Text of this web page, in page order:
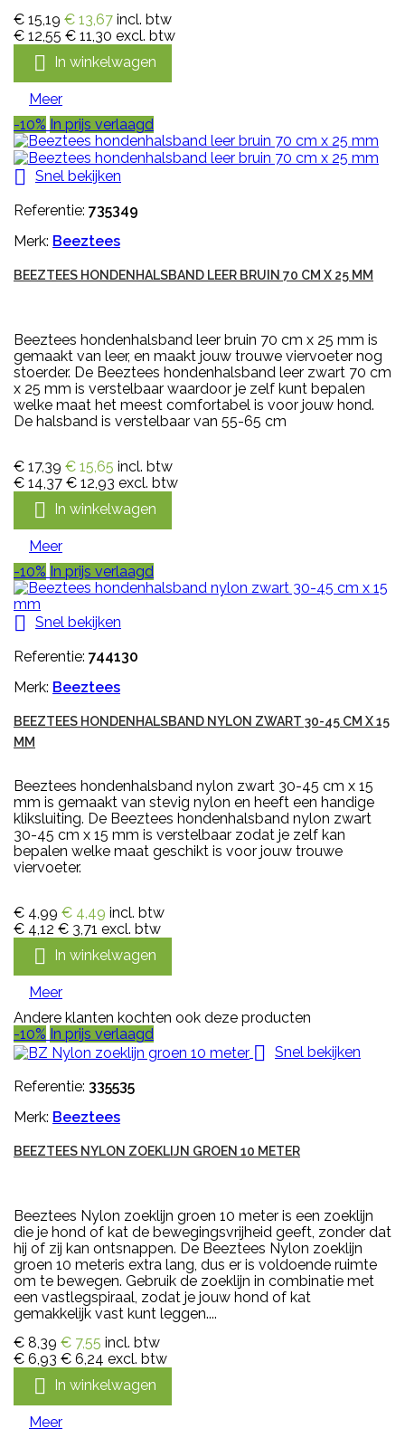
€ 15,19 € 13,67 incl. btw
€ 12,55 € 11,30 excl. btw
 In winkelwagen
Meer
-10% In prijs verlaagd

Snel bekijken
Referentie: 735349
Merk: Beeztees
BEEZTEES HONDENHALSBAND LEER BRUIN 70 CM X 25 MM
Beeztees hondenhalsband leer bruin 70 cm x 25 mm is
gemaakt van leer, en maakt jouw trouwe viervoeter nog
stoerder. De Beeztees hondenhalsband leer zwart 70 cm
x 25 mm is verstelbaar waardoor je zelf kunt bepalen
welke maat het meest comfortabel is voor jouw hond.
De halsband is verstelbaar van 55-65 cm
€ 17,39 € 15,65 incl. btw
€ 14,37 € 12,93 excl. btw
 In winkelwagen
Meer
-10% In prijs verlaagd

Snel bekijken
Referentie: 744130
Merk: Beeztees
BEEZTEES HONDENHALSBAND NYLON ZWART 30-45 CM X 15
MM
Beeztees hondenhalsband nylon zwart 30-45 cm x 15
mm is gemaakt van stevig nylon en heeft een handige
kliksluiting. De Beeztees hondenhalsband nylon zwart
30-45 cm x 15 mm is verstelbaar zodat je zelf kan
bepalen welke maat geschikt is voor jouw trouwe
viervoeter.
€ 4,99 € 4,49 incl. btw
€ 4,12 € 3,71 excl. btw
 In winkelwagen
Meer
Andere klanten kochten ook deze producten
-10% In prijs verlaagd

Snel bekijken
Referentie: 335535
Merk: Beeztees
BEEZTEES NYLON ZOEKLIJN GROEN 10 METER
Beeztees Nylon zoeklijn groen 10 meter is een zoeklijn
die je hond of kat de bewegingsvrijheid geeft, zonder dat
hij of zij kan ontsnappen. De Beeztees Nylon zoeklijn
groen 10 meteris extra lang, dus er is voldoende ruimte
om te bewegen. Gebruik de zoeklijn in combinatie met
een vastlegspiraal, zodat je jouw hond of kat
gemakkelijk vast kunt leggen....
€ 8,39 € 7,55 incl. btw
€ 6,93 € 6,24 excl. btw
 In winkelwagen
Meer